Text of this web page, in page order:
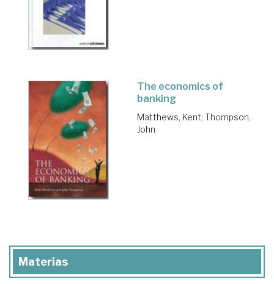
The economics of
banking
Matthews, Kent; Thompson,
John
Materias